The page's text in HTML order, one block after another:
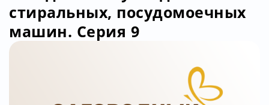
ТЕЛЕПРОГРАММА
РЕКЛАМОДАТЕЛЯМ
стиральных, посудомоечных
машин. Серия 9